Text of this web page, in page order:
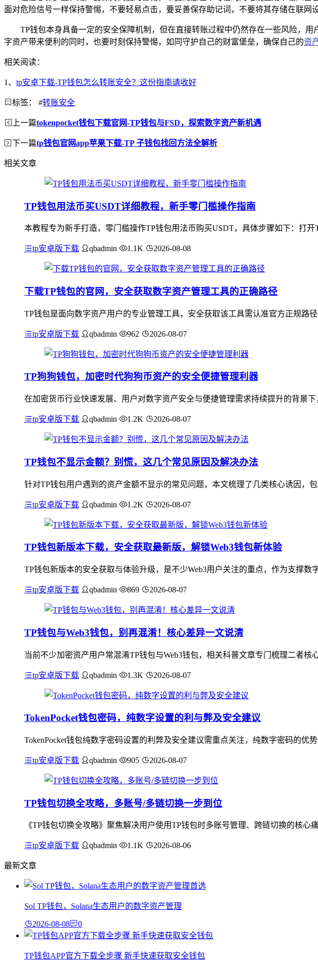
面对危险信号一样保持警惕，不要轻易点击，要妥善保存助记词，不要将其存储在联
TP钱包本身具备一定的安全保障机制，但在直接转账过程中仍然存在一些风险，
字资产带来便利的同时，也要时刻保持警惕，如同守护自己的财富堡垒，确保自己的资
相关阅读：
1、 tp安卓下载-TP钱包怎么转账安全？这份指南请收好
标签： #转账安全
上一篇tokenpocket钱包下载官网-TP钱包与FSD，探索数字资产新机遇
下一篇tp钱包官网app苹果下载-TP 子钱包找回方法全解析
相关文章
TP钱包用法币买USDT详细教程，新手零门槛操作指南
本教程专为新手打造，零门槛操作TP钱包用法币购买USDT，具体步骤如下：打
tp安卓版下载 qbadmin 1.1K 2026-08-08
下载TP钱包的官网，安全获取数字资产管理工具的正确路径
TP钱包是面向数字资产用户的专业管理工具，安全获取该工具需认准官方正规路
tp安卓版下载 qbadmin 962 2026-08-07
TP狗狗钱包，加密时代狗狗币资产的安全便捷管理利器
在加密货币行业快速发展、用户对数字资产安全与便捷管理需求持续提升的背景
tp安卓版下载 qbadmin 1.2K 2026-08-07
TP钱包不显示金额？别慌，这几个常见原因及解决办法
针对TP钱包用户遇到的资产金额不显示的常见问题，本文梳理了几类核心诱因，
tp安卓版下载 qbadmin 1.2K 2026-08-07
TP钱包新版本下载，安全获取最新版，解锁Web3钱包新体验
TP钱包新版本的安全获取与体验升级，是不少Web3用户关注的重点，作为支撑
tp安卓版下载 qbadmin 869 2026-08-07
TP钱包与Web3钱包，别再混淆！核心差异一文说清
当前不少加密资产用户常混淆TP钱包与Web3钱包，相关科普文章专门梳理二者
tp安卓版下载 qbadmin 1.3K 2026-08-07
TokenPocket钱包密码，纯数字设置的利与弊及安全建议
TokenPocket钱包纯数字密码设置的利弊及安全建议需重点关注，纯数字密码的
tp安卓版下载 qbadmin 905 2026-08-07
TP钱包切换全攻略，多账号/多链切换一步到位
《TP钱包切换全攻略》聚焦解决用户使用TP钱包时多账号管理、跨链切换的核
tp安卓版下载 qbadmin 1.1K 2026-08-06
最新文章
Sol TP钱包，Solana生态用户的数字资产管理
2026-08-08 0
TP钱包APP官方下载全步骤 新手快速获取安全钱包